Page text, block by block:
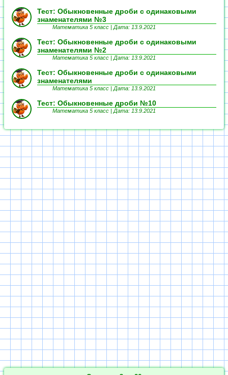
Тест: Обыкновенные дроби с одинаковыми
знаменателями №3
Математика 5 класс | Дата: 13.9.2021
Тест: Обыкновенные дроби с одинаковыми
знаменателями №2
Математика 5 класс | Дата: 13.9.2021
Тест: Обыкновенные дроби с одинаковыми
знаменателями
Математика 5 класс | Дата: 13.9.2021
Тест: Обыкновенные дроби №10
Математика 5 класс | Дата: 13.9.2021